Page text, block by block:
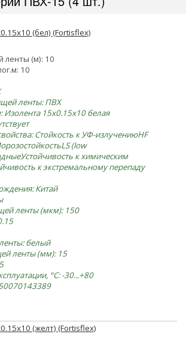
(бел) (Fortisflex)
ленты (м): 10
10
ленты: ПВХ
15х0.15х10 белая
Стойкость к УФ-излучениюHF
LS (low
Устойчивость к химическим
к экстремальному перепаду
Китай
ленты (мкм): 150
белый
ленты (мм): 15
°C: -30...+80
(желт) (Fortisflex)